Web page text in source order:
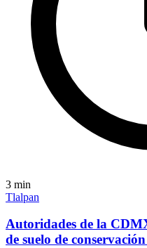
3 min
Tlalpan
Autoridades de la
de suelo de